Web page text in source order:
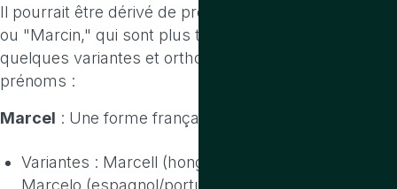
Il pourrait être dérivé de prénoms tels que "Marcel"
ou "Marcin," qui sont plus traditionnels. Voici
quelques variantes et orthographes associées à ces
prénoms :
Marcel : Une forme française et internationale.
Variantes : Marcell (hongrois), Marcello (italien),